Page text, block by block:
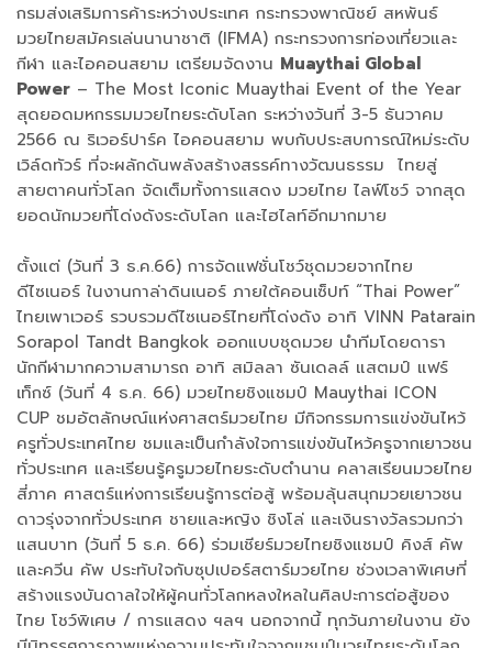
กรมส่งเสริมการค้าระหว่างประเทศ กระทรวงพาณิชย์ สหพันธ์
มวยไทยสมัครเล่นนานาชาติ (IFMA) กระทรวงการท่องเที่ยวและ
กีฬา และไอคอนสยาม เตรียมจัดงาน Muaythai Global
Power – The Most Iconic Muaythai Event of the Year
สุดยอดมหกรรมมวยไทยระดับโลก ระหว่างวันที่ 3-5 ธันวาคม
2566 ณ ริเวอร์ปาร์ค ไอคอนสยาม พบกับประสบการณ์ใหม่ระดับ
เวิล์ดทัวร์ ที่จะผลักดันพลังสร้างสรรค์ทางวัฒนธรรม ไทยสู่
สายตาคนทั่วโลก จัดเต็มทั้งการแสดง มวยไทย ไลฟ์โชว์ จากสุด
ยอดนักมวยที่โด่งดังระดับโลก และไฮไลท์อีกมากมาย
ตั้งแต่ (วันที่ 3 ธ.ค.66) การจัดแฟชั่นโชว์ชุดมวยจากไทย
ดีไซเนอร์ ในงานกาล่าดินเนอร์ ภายใต้คอนเซ็ปท์ “Thai Power”
ไทยเพาเวอร์ รวบรวมดีไซเนอร์ไทยที่โด่งดัง อาทิ VINN Patarain
Sorapol Tandt Bangkok ออกแบบชุดมวย นำทีมโดยดารา
นักกีฬามากความสามารถ อาทิ สมิลลา ซันเดลล์ แสตมป์ แฟร์
เท็กซ์ (วันที่ 4 ธ.ค. 66) มวยไทยชิงแชมป์ Mauythai ICON
CUP ชมอัตลักษณ์แห่งศาสตร์มวยไทย มีกิจกรรมการแข่งขันไหว้
ครูทั่วประเทศไทย ชมและเป็นกำลังใจการแข่งขันไหว้ครูจากเยาวชน
ทั่วประเทศ และเรียนรู้ครูมวยไทยระดับตำนาน คลาสเรียนมวยไทย
สี่ภาค ศาสตร์แห่งการเรียนรู้การต่อสู้ พร้อมลุ้นสนุกมวยเยาวชน
ดาวรุ่งจากทั่วประเทศ ชายและหญิง ชิงโล่ และเงินรางวัลรวมกว่า
แสนบาท (วันที่ 5 ธ.ค. 66) ร่วมเชียร์มวยไทยชิงแชมป์ คิงส์ คัพ
และควีน คัพ ประทับใจกับซุปเปอร์สตาร์มวยไทย ช่วงเวลาพิเศษที่
สร้างแรงบันดาลใจให้ผู้คนทั่วโลกหลงใหลในศิลปะการต่อสู้ของ
ไทย โชว์พิเศษ / การแสดง ฯลฯ นอกจากนี้ ทุกวันภายในงาน ยัง